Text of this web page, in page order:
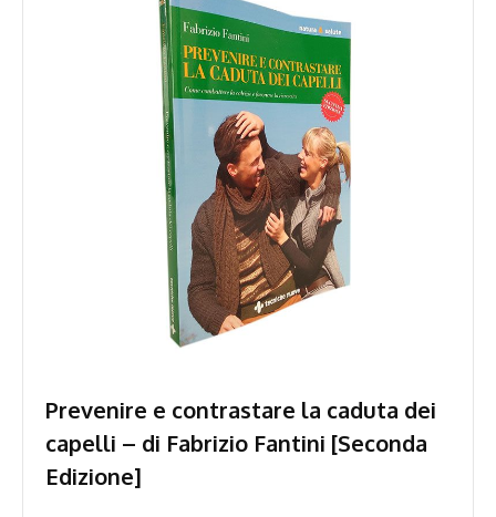
Prevenire e contrastare la caduta dei
capelli – di Fabrizio Fantini [Seconda
Edizione]